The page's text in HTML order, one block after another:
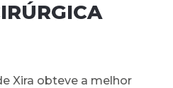
Xira obteve a melhor